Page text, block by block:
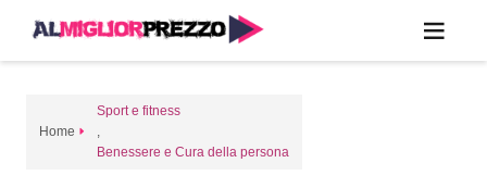
Home
Sport e fitness
Benessere e Cura della persona